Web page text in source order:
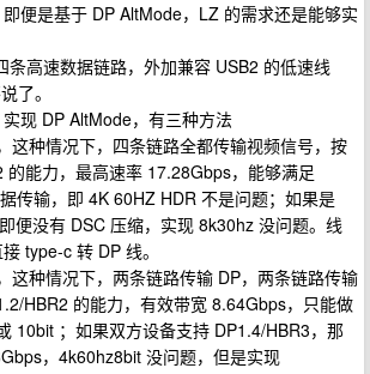
便是基于 DP AltMode，LZ 的需求还是能够实
条高速数据链路，外加兼容 USB2 的低速线
了。
现 DP AltMode，有三种方法
这种情况下，四条链路全都传输视频信号，按
的能力，最高速率 17.28Gbps，能够满足
传输，即 4K 60HZ HDR 不是问题；如果是
便没有 DSC 压缩，实现 8k30hz 没问题。线
type-c 转 DP 线。
这种情况下，两条链路传输 DP，两条链路传输
HBR2 的能力，有效带宽 8.64Gbps，只能做
10bit ；如果双方设备支持 DP1.4/HBR3，那
，4k60hz8bit 没问题，但是实现